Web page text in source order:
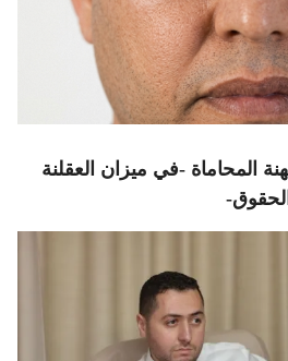
المحاماة -في ميزان العقلنة